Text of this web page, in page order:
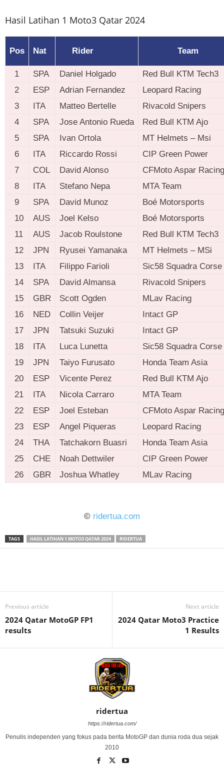
Hasil Latihan 1 Moto3 Qatar 2024
Pos Nat Rider Team
1 SPA Daniel Holgado
Red Bull KTM Tech3
2
ESP Adrian Fernandez
Leopard Racing
3
ITA Matteo Bertelle
Rivacold Snipers
4
SPA Jose Antonio Rueda
Red Bull KTM Ajo
5
SPA Ivan Ortola
MT Helmets – Msi
6
ITA Riccardo Rossi
CIP Green Power
7
COL David Alonso
CFMoto Aspar Racing
8
ITA Stefano Nepa
MTA Team
9
SPA David Munoz
Boé Motorsports
10
AUS Joel Kelso
Boé Motorsports
11
AUS Jacob Roulstone
Red Bull KTM Tech3
12
JPN Ryusei Yamanaka
MT Helmets – MSi
13
ITA Filippo Farioli
Sic58 Squadra Corse
14
SPA David Almansa
Rivacold Snipers
15
GBR Scott Ogden
MLav Racing
16
NED Collin Veijer
Intact GP
17
JPN Tatsuki Suzuki
Intact GP
18
ITA Luca Lunetta
Sic58 Squadra Corse
19
JPN Taiyo Furusato
Honda Team Asia
20
ESP Vicente Perez
Red Bull KTM Ajo
21
ITA Nicola Carraro
MTA Team
22
ESP Joel Esteban
CFMoto Aspar Racing
23
ESP Angel Piqueras
Leopard Racing
24
THA Tatchakorn Buasri
Honda Team Asia
25
CHE Noah Dettwiler
CIP Green Power
26
GBR Joshua Whatley MLav Racing
© ridertua.com
TAGS HASIL LATIHAN 1 MOTO3 QATAR 2024 RIDERTUA
Previous article
2024 Qatar MotoGP FP1
results
Next article
2024 Qatar Moto3 Practice
1 Results
ridertua
https://ridertua.com/
Penulis independen yang fokus pada berita MotoGP dan dunia roda dua sejak
2010